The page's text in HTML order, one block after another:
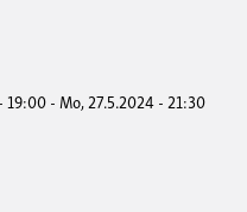
19:00-Mo, 27.5.2024 - 21:30